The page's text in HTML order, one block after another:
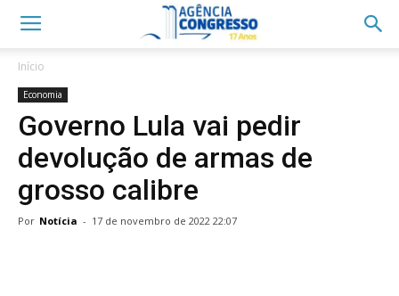
Início
Economia
Governo Lula vai pedir
devolução de armas de
grosso calibre
Por Notícia - 17 de novembro de 2022 22:07